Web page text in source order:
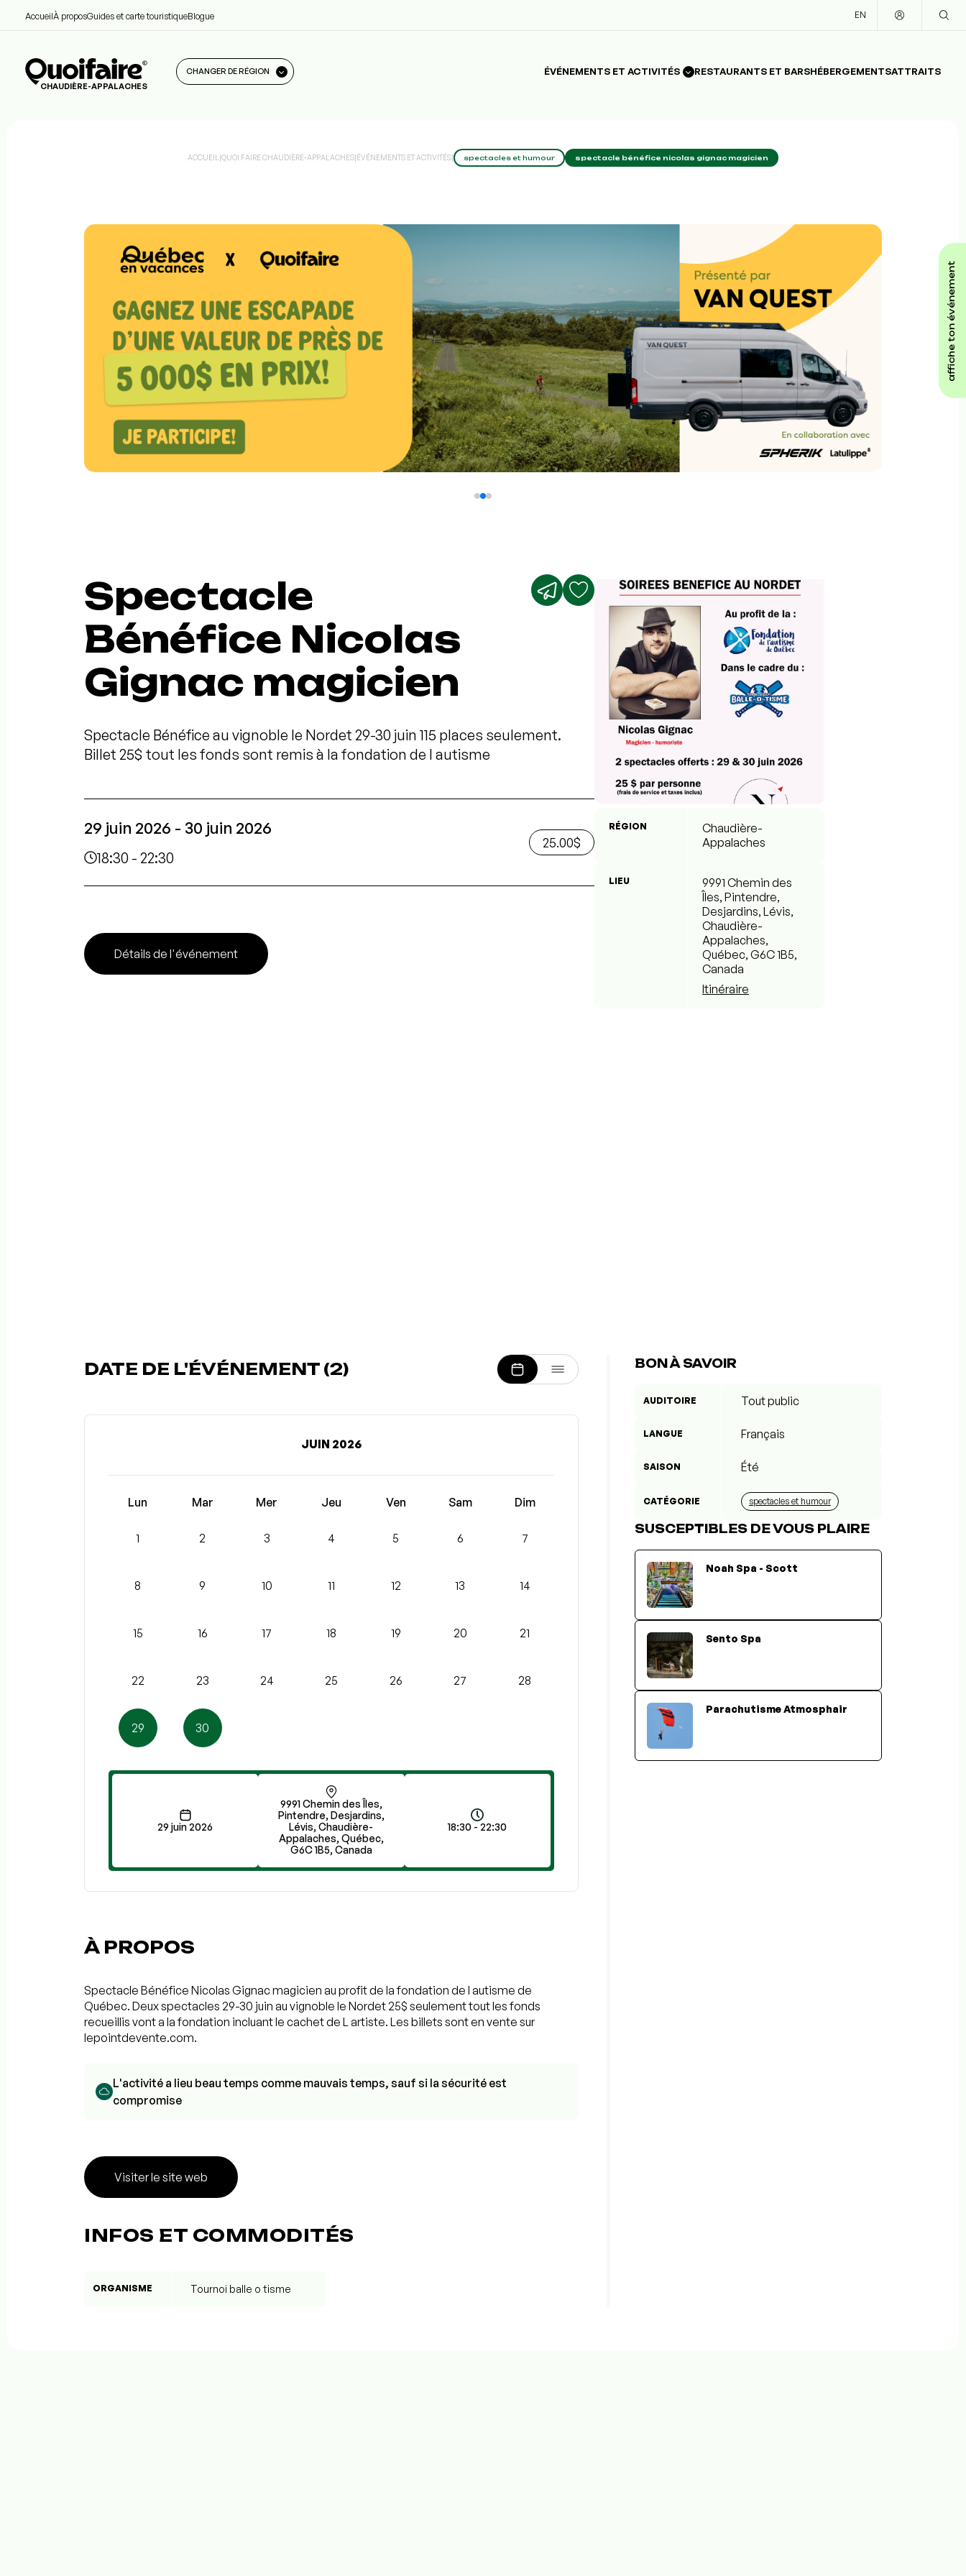
AccueilÀ proposGuides et carte touristiqueBlogue EN
CHAUDIÈRE-APPALACHES
CHANGER DE RÉGION ÉVÉNEMENTS ET ACTIVITÉS RESTAURANTS ET BARSHÉBERGEMENTSATTRAITS
affiche ton événement
ACCUEIL |QUOI FAIRE CHAUDIÈRE-APPALACHES|ÉVÉNEMENTS ET ACTIVITÉS| spectacles et humour spectacle bénéfice nicolas gignac magicien
Spectacle
Bénéfice Nicolas
Gignac magicien
Spectacle Bénéfice au vignoble le Nordet 29-30 juin 115 places seulement.
Billet 25$ tout les fonds sont remis à la fondation de l autisme
29 juin 2026 - 30 juin 2026
18:30 - 22:30
25.00$
Détails de l'événement
RÉGION
Chaudière-
Appalaches
LIEU
9991 Chemin des
Îles, Pintendre,
Desjardins, Lévis,
Chaudière-
Appalaches,
Québec, G6C 1B5,
Canada
Itinéraire
DATE DE L'ÉVÉNEMENT (2)
JUIN 2026
Lun Mar Mer Jeu Ven Sam Dim
1 2 3 4 5 6 7
8 9 10 11 12 13 14
15 16 17 18 19 20 21
22 23 24 25 26 27 28
29 30
29 juin 2026
9991 Chemin des Îles,
Pintendre, Desjardins,
Lévis, Chaudière-
Appalaches, Québec,
G6C 1B5, Canada
18:30 - 22:30
À PROPOS
Spectacle Bénéfice Nicolas Gignac magicien au profit de la fondation de l autisme de
Québec. Deux spectacles 29-30 juin au vignoble le Nordet 25$ seulement tout les fonds
recueillis vont a la fondation incluant le cachet de L artiste. Les billets sont en vente sur
lepointdevente.com.
L'activité a lieu beau temps comme mauvais temps, sauf si la sécurité est
compromise
Visiter le site web
INFOS ET COMMODITÉS
ORGANISME Tournoi balle o tisme
BON À SAVOIR
AUDITOIRE Tout public
LANGUE Français
SAISON Été
CATÉGORIE spectacles et humour
SUSCEPTIBLES DE VOUS PLAIRE
Noah Spa - Scott
Sento Spa
Parachutisme Atmosphair